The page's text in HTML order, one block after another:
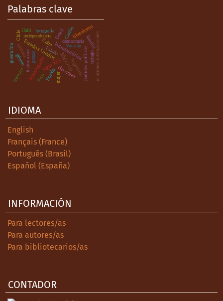
Palabras clave
México
Estados Unidoslatinoamérica
siglo XIX Argentinapartidos políticos
democracia
elecciones
historiografía
historia oral
independencia liberalismo
Caribe
Estado
género
colonia
España
Cuba relaciones internacionales
prensa
Chile
historia mujer
Brasil
fotografía
Haití
Yucatán
.
Perú
familia
guerra fría trabajo
IDIOMA
English
Français (France)
Português (Brasil)
Español (España)
INFORMACIÓN
Para lectores/as
Para autores/as
Para bibliotecarios/as
CONTADOR